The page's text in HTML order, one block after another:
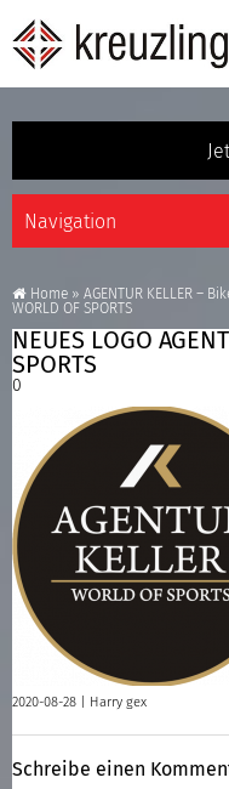
Home » AGENTUR KELLER –
WORLD OF SPORTS
NEUES LOGO
SPORTS
0
2020-08-28 | Harry gex
Schreibe einen